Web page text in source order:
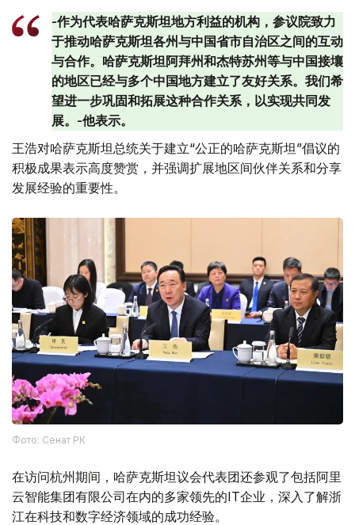
-作为代表哈萨克斯坦地方利益的机构，参议院致力
于推动哈萨克斯坦各州与中国省市自治区之间的互动
与合作。哈萨克斯坦阿拜州和杰特苏州等与中国接壤
的地区已经与多个中国地方建立了友好关系。我们希
望进一步巩固和拓展这种合作关系，以实现共同发
展。-他表示。
王浩对哈萨克斯坦总统关于建立“公正的哈萨克斯坦”倡议的
积极成果表示高度赞赏，并强调扩展地区间伙伴关系和分享
发展经验的重要性。
Фото: Сенат РК
在访问杭州期间，哈萨克斯坦议会代表团还参观了包括阿里
云智能集团有限公司在内的多家领先的IT企业，深入了解浙
江在科技和数字经济领域的成功经验。